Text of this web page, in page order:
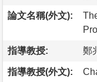
論文名稱(外文):
指導教授: 鄭
指導教授(外文):